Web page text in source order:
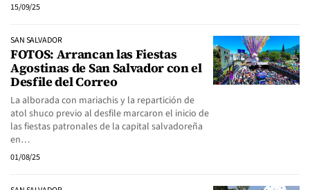
15/09/25
SAN SALVADOR
FOTOS: Arrancan las Fiestas
Agostinas de San Salvador con el
Desfile del Correo
La alborada con mariachis y la repartición de
atol shuco previo al desfile marcaron el inicio de
las fiestas patronales de la capital salvadoreña
en…
01/08/25